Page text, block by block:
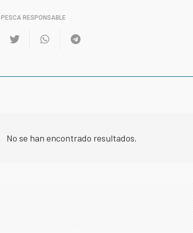
PESCA RESPONSABLE
No se han encontrado resultados.